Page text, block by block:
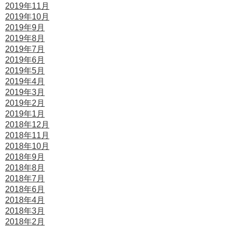
2019年11月
2019年10月
2019年9月
2019年8月
2019年7月
2019年6月
2019年5月
2019年4月
2019年3月
2019年2月
2019年1月
2018年12月
2018年11月
2018年10月
2018年9月
2018年8月
2018年7月
2018年6月
2018年4月
2018年3月
2018年2月